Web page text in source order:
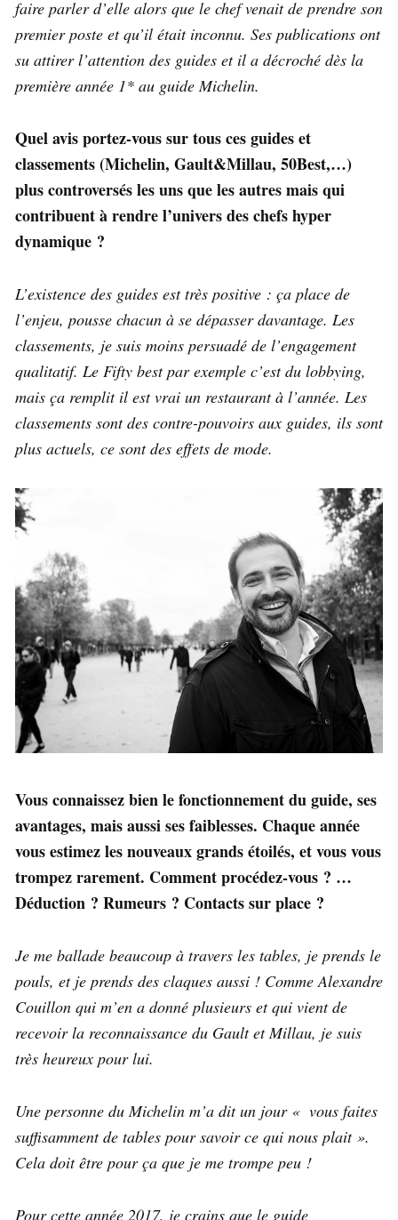
faire parler d’elle alors que le chef venait de prendre son
premier poste et qu’il était inconnu. Ses publications ont
su attirer l’attention des guides et il a décroché dès la
première année 1* au guide Michelin.
Quel avis portez-vous sur tous ces guides et
classements (Michelin, Gault&Millau, 50Best,…)
plus controversés les uns que les autres mais qui
contribuent à rendre l’univers des chefs hyper
dynamique ?
L’existence des guides est très positive : ça place de
l’enjeu, pousse chacun à se dépasser davantage. Les
classements, je suis moins persuadé de l’engagement
qualitatif. Le Fifty best par exemple c’est du lobbying,
mais ça remplit il est vrai un restaurant à l’année. Les
classements sont des contre-pouvoirs aux guides, ils sont
plus actuels, ce sont des effets de mode.
Vous connaissez bien le fonctionnement du guide, ses
avantages, mais aussi ses faiblesses. Chaque année
vous estimez les nouveaux grands étoilés, et vous vous
trompez rarement. Comment procédez-vous ? …
Déduction ? Rumeurs ? Contacts sur place ?
Je me ballade beaucoup à travers les tables, je prends le
pouls, et je prends des claques aussi ! Comme Alexandre
Couillon qui m’en a donné plusieurs et qui vient de
recevoir la reconnaissance du Gault et Millau, je suis
très heureux pour lui.
Une personne du Michelin m’a dit un jour « vous faites
suffisamment de tables pour savoir ce qui nous plait ».
Cela doit être pour ça que je me trompe peu !
Pour cette année 2017, je crains que le guide